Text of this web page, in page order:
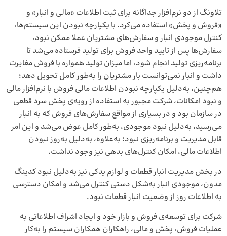
تلاونگ از دو نرم‌افزار جداگانه برای ثبت اطلاعات «مالی و انبار» و
«فروش و پخش» استفاده می‌کرد. با یکپارچه نبودن این سیستم‌ها،
کنترل موجودی انبار و سفارش‌های مشتریان عملا ممکن نبود،
سفارش‌ها پس از تایید واحد فروش برای تولید فرستاده می‌شد تا
برنامه‌ریزی تولید انجام شود، اما میزان تولید همواره با فروش مغایرت
داشت و انبار نمی‌توانست بار مشتریان را به‌طور کامل تحویل دهد؛
هم‌چنین، به‌دلیل یکپارچه نبودن اطلاعات مالی فروش با نرم‌افزار مالی
و نبود امکانات، شرکت مجبور به استفاده از رویه‌ی پخش سرد قطعی
در سازمان بود و در بسیاری از مواقع سفارش‌های فروش که به انبار
می‌رسید، به‌دلیل نبود موجودی، به‌طور کامل عوض می‌شد و این امر
قابل مدیریت و برنامه‌ریزی نبود؛ به‌‌علاوه، به‌دلیل به‌روز نبودن
اطلاعات مالی، امکان کنترل‌های بدهی نیز وجود نداشت.
در بخش مدیریت انبار قطعات و لوازم یدکی‌ نیز به‌دلیل نبود کدینگ
مدون، موجودی انبار به‌شکل دستی کنترل می‌شد و امکان دسترسی
به اطلاعات روز از وضعیت انبار قطعات نبود.
شرکت برای توسعه‌ی فروش و بازار خود و ایجاد اشراف اطلاعاتی به
عملیات فروش، پخش و مالی، راهکاران همکاران سیستم را به‌کار